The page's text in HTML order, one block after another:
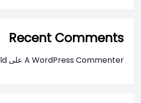
Recent Comments
A WordPress Commenter على